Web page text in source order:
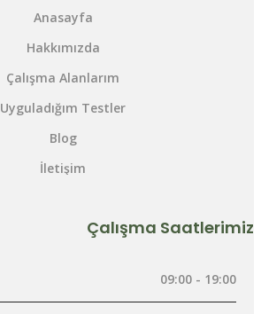
Anasayfa
Hakkımızda
Çalışma Alanlarım
Uyguladığım Testler
Blog
İletişim
Çalışma Saatlerimiz
09:00 - 19:00